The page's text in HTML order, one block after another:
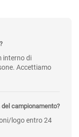
interno di
Accettiamo
campionamento?
logo entro 24